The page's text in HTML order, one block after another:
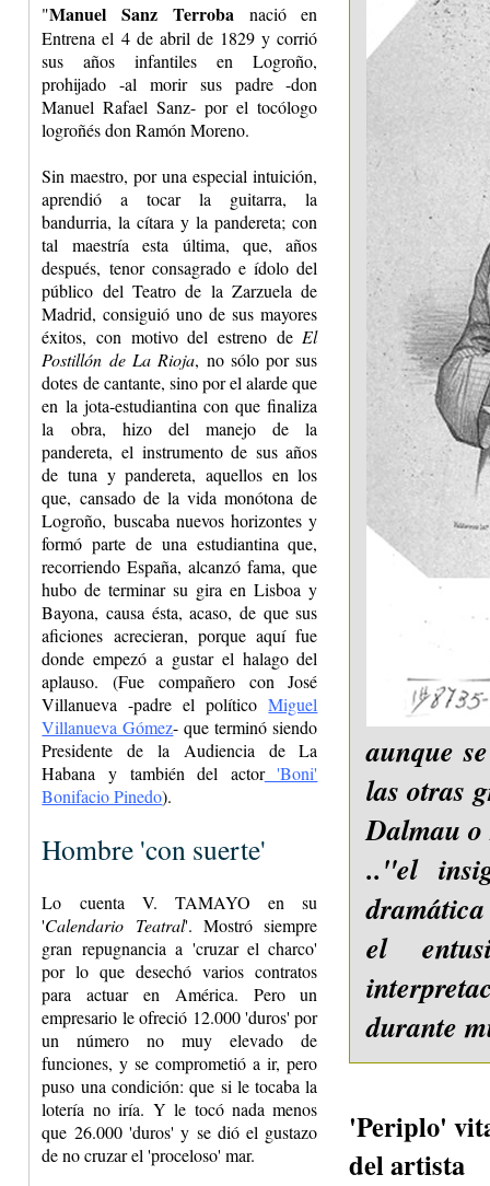
"Manuel Sanz Terroba nació en
Entrena el 4 de abril de 1829 y corrió
sus años infantiles en Logroño,
prohijado -al morir sus padre -don
Manuel Rafael Sanz- por el tocólogo
logroñés don Ramón Moreno.
Sin maestro, por una especial intuición,
aprendió a tocar la guitarra, la
bandurria, la cítara y la pandereta; con
tal maestría esta última, que, años
después, tenor consagrado e ídolo del
público del Teatro de la Zarzuela de
Madrid, consiguió uno de sus mayores
éxitos, con motivo del estreno de El
Postillón de La Rioja, no sólo por sus
dotes de cantante, sino por el alarde que
en la jota-estudiantina con que finaliza
la obra, hizo del manejo de la
pandereta, el instrumento de sus años
de tuna y pandereta, aquellos en los
que, cansado de la vida monótona de
Logroño, buscaba nuevos horizontes y
formó parte de una estudiantina que,
recorriendo España, alcanzó fama, que
hubo de terminar su gira en Lisboa y
Bayona, causa ésta, acaso, de que sus
aficiones acrecieran, porque aquí fue
donde empezó a gustar el halago del
aplauso. (Fue compañero con José
Villanueva -padre el políticoMiguel
Villanueva Gómez- que terminó siendo
Presidente de la Audiencia de La
Habana y también del actor'Boni'
Bonifacio Pinedo).
Hombre 'con suerte'
Lo cuenta V. TAMAYO en su
'Calendario Teatral'. Mostró siempre
gran repugnancia a 'cruzar el charco'
por lo que desechó varios contratos
para actuar en América. Pero un
empresario le ofreció 12.000 'duros' por
un número no muy elevado de
funciones, y se comprometió a ir, pero
puso una condición: que si le tocaba la
lotería no iría. Y le tocó nada menos
que 26.000 'duros' y se dió el gustazo
de no cruzar el 'proceloso' mar.
aunque
las otras
Dalmau
.."el
el
durante
'Periplo'
del artista